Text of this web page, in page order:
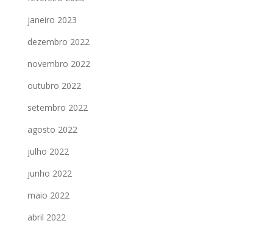
janeiro 2023
dezembro 2022
novembro 2022
outubro 2022
setembro 2022
agosto 2022
julho 2022
junho 2022
maio 2022
abril 2022